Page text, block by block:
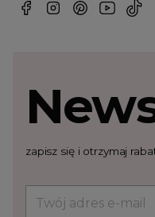
zapisz się i otrzymaj